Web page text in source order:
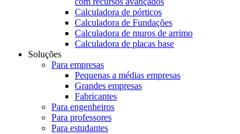
Calculadora de pórticos
Calculadora de Fundações
Calculadora de muros de arrimo
Calculadora de placas base
Soluções
Para empresas
Pequenas a médias empresas
Grandes empresas
Fabricantes
Para engenheiros
Para professores
Para estudantes